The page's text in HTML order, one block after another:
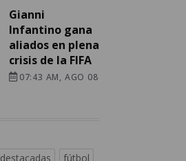
Gianni
Infantino gana
aliados en plena
crisis de la FIFA
07:43 AM, AGO 08
destacadas fútbol